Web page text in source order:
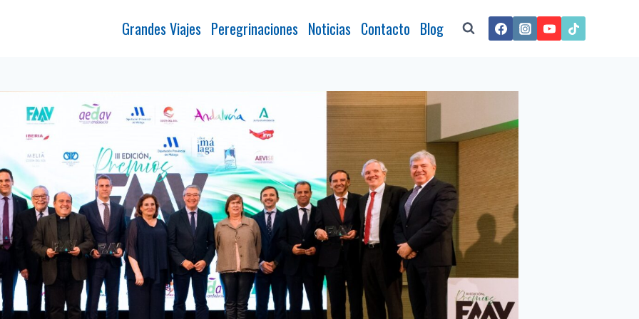
Grandes Viajes Peregrinaciones Noticias Contacto Blog